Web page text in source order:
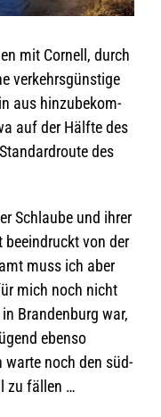
mit Cor­nell, durch
ver­kehrs­güns­tige
aus hin­zu­be­kom­
auf der Hälfte des
des
Schlaube und ihrer
beein­druckt von der
muss ich aber
mich noch nicht
in Bran­den­burg war,
ebenso
warte noch den süd­
zu fällen …